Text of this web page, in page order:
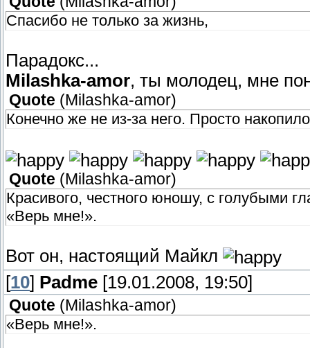
Спасибо не только за жизнь,
Парадокс...
Milashka-amor, ты молодец, мне
Quote (Milashka-amor)
Конечно же не из-за него. Просто
Quote (Milashka-amor)
Красивого, честного юношу, с голубыми
«Верь мне!».
Вот он, настоящий Майкл
[10] Padme [19.01.2008, 19:50]
Quote (Milashka-amor)
«Верь мне!».